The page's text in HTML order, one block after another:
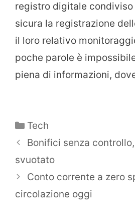
registro digitale condiviso
sicura la registrazione
il loro relativo
poche parole è
piena di informazioni,
Categorie
Tech
Bonifici senza
svuotato
Conto corrente a zero
circolazione oggi